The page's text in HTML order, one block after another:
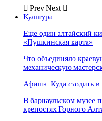
Prev Next
Культура
Еще один алтайский
«Пушкинская карта»
Что объединяло
механическую
Афиша. Куда сходить в
В барнаульском музее
крепостях Горного